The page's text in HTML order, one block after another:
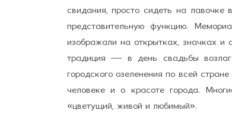
свидания, просто сидеть на
представительную функцию.
изображали на открытках, значках и
традиция — в день свадьбы
городского озеленения по всей
человеке и о красоте города.
«цветущий, живой и любимый».